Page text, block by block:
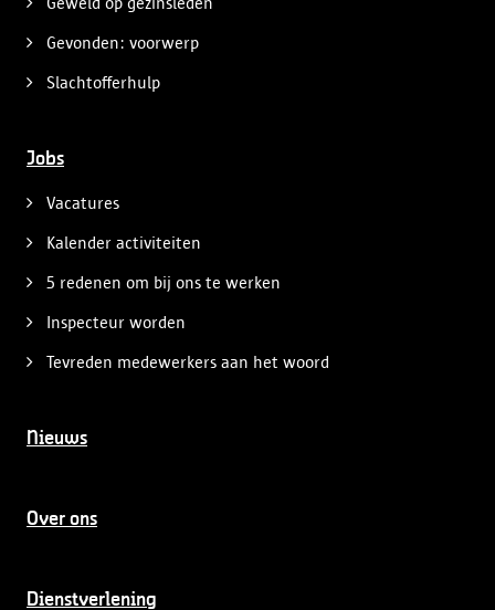
Gevonden: voorwerp
Slachtofferhulp
Jobs
Vacatures
Kalender activiteiten
5 redenen om bij ons te werken
Inspecteur worden
Tevreden medewerkers aan het woord
Nieuws
Over ons
Dienstverlening